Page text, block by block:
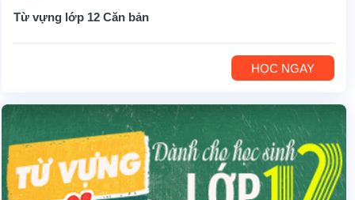
Từ vựng lớp 12 Căn bản
HỌC NGAY